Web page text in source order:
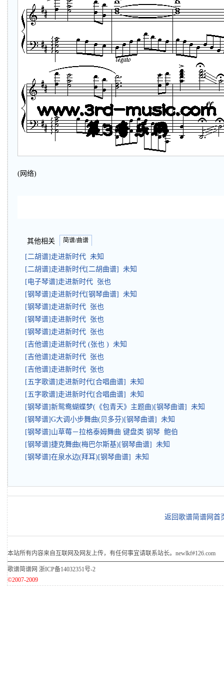
(网络)
其他相关 简谱/曲谱
[二胡谱]走进新时代 未知
[二胡谱]走进新时代[二胡曲谱] 未知
[电子琴谱]走进新时代 张也
[钢琴谱]走进新时代[钢琴曲谱] 未知
[钢琴谱]走进新时代 张也
[钢琴谱]走进新时代 张也
[钢琴谱]走进新时代 张也
[吉他谱]走进新时代 (张也 ) 未知
[吉他谱]走进新时代 张也
[吉他谱]走进新时代 张也
[五字歌谱]走进新时代[合唱曲谱] 未知
[五字歌谱]走进新时代[合唱曲谱] 未知
[钢琴谱]新鸳鸯蝴蝶梦(《包青天》主题曲)[钢琴曲谱] 未知
[钢琴谱]G大调小步舞曲(贝多芬)[钢琴曲谱] 未知
[钢琴谱]山草莓－拉格泰姆舞曲 键盘类 钢琴 鲍伯
[钢琴谱]捷克舞曲(梅巴尔斯基)[钢琴曲谱] 未知
[钢琴谱]在泉水边(拜耳)[钢琴曲谱] 未知
返回歌谱简谱网首
本站所有内容来自互联网及网友上传，有任何事宜请联系站长。newlkf#126.com
歌谱简谱网 浙ICP备14032351号-2
©2007-2009